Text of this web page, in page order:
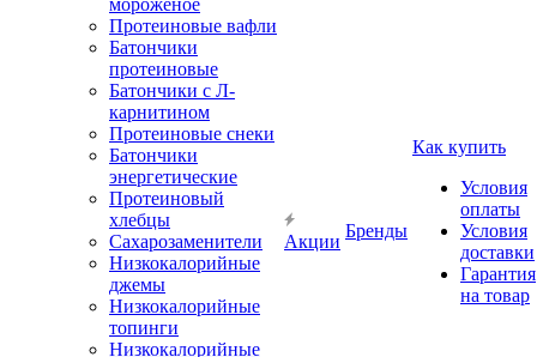
мороженое
Протеиновые вафли
Батончики
протеиновые
Батончики с Л-
карнитином
Протеиновые снеки
Батончики
энергетические
Протеиновый
хлебцы
Сахарозаменители
Низкокалорийные
джемы
Низкокалорийные
топинги
Низкокалорийные
Акции
Бренды
Как купить
Условия
оплаты
Условия
доставки
Гарантия
на товар